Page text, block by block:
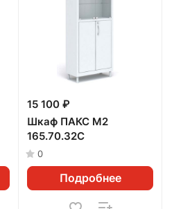
15 100 ₽
Шкаф ПАКС М2
165.70.32С
0
Подробнее